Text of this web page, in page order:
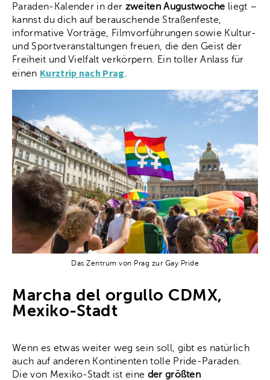
Paraden-Kalender in der zweiten Augustwoche liegt –
kannst du dich auf berauschende Straßenfeste,
informative Vorträge, Filmvorführungen sowie Kultur-
und Sportveranstaltungen freuen, die den Geist der
Freiheit und Vielfalt verkörpern. Ein toller Anlass für
einen Kurztrip nach Prag.
Das Zentrum von Prag zur Gay Pride
Marcha del orgullo CDMX,
Mexiko-Stadt
Wenn es etwas weiter weg sein soll, gibt es natürlich
auch auf anderen Kontinenten tolle Pride-Paraden.
Die von Mexiko-Stadt ist eine der größten